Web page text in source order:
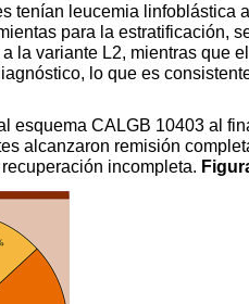
tenían leucemia linfoblástica
para la estratificación,
la variante L2, mientras que
lo que es
esquema CALGB 10403 al
alcanzaron remisión
incompleta.